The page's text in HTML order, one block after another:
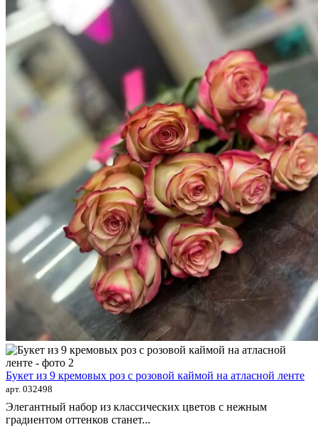
Букет из 9 кремовых роз с розовой каймой на атласной ленте
арт. 032498
Элегантный набор из классических цветов с нежным
градиентом оттенков станет...